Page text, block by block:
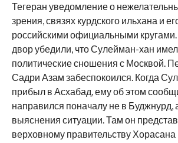
Тегеран уведомление о
зрения, связях курдского ильхана и
российскими официальными кругами.
двор убедили, что Сулейман-хан
политические сношения с Москвой.
Садри Азам забеспокоился. Когда
прибыл в Асхабад, ему об этом
направился поначалу не в
выяснения ситуации. Там он
верховному правительству